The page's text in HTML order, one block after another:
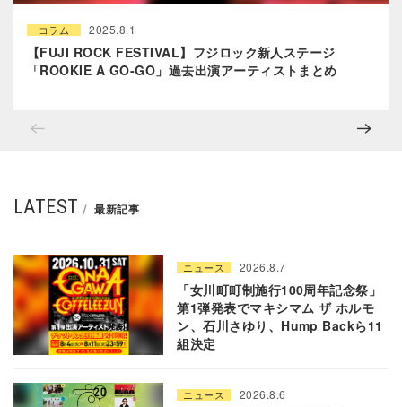
コラム 2025.8.1
【FUJI ROCK FESTIVAL】フジロック新人ステージ
「ROOKIE A GO-GO」過去出演アーティストまとめ
LATEST 最新記事
ニュース 2026.8.7
「女川町町制施行100周年記念祭」
第1弾発表でマキシマム ザ ホルモ
ン、石川さゆり、Hump Backら11
組決定
ニュース 2026.8.6